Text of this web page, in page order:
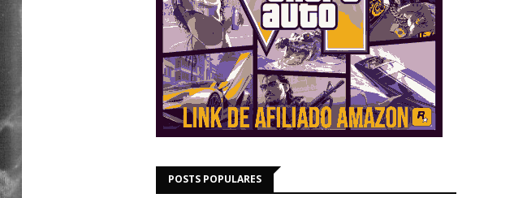
POSTS POPULARES